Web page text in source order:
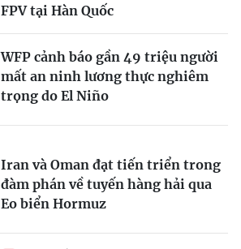
FPV tại Hàn Quốc
WFP cảnh báo gần 49 triệu người
mất an ninh lương thực nghiêm
trọng do El Niño
Iran và Oman đạt tiến triển trong
đàm phán về tuyến hàng hải qua
Eo biển Hormuz